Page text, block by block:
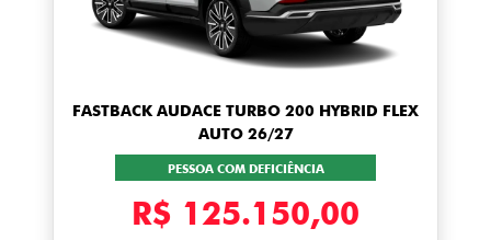
FASTBACK AUDACE TURBO 200 HYBRID FLEX
AUTO 26/27
PESSOA COM DEFICIÊNCIA
R$ 125.150,00